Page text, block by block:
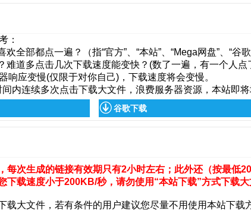
：
全部都点一遍？（指“官方”、“本站”、“Mega网盘”、“谷
难道多点击几次下载速度能变快？(数了一遍，有一个人点
响应变慢(仅限于对你自己)，下载速度将会变慢。
内连续多次点击下载大文件，浪费服务器资源，本站即
谷歌下载
每次生成的链接有效期只有2小时左右；此外还（按最低
下载速度小于200KB/秒，请勿使用“本站下载”方式下载大
载大文件，若有条件的用户建议您尽量不用使用本站下